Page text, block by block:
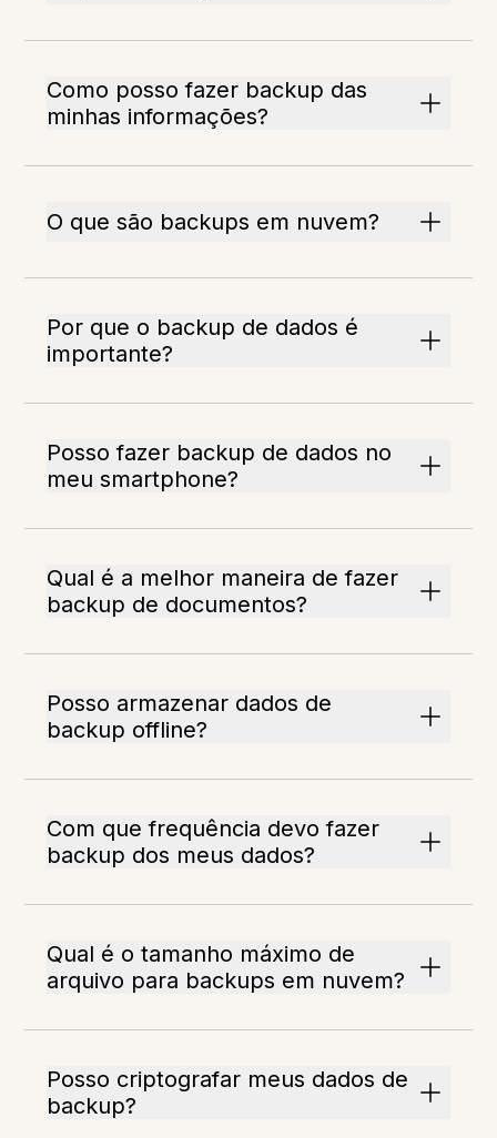
Como posso fazer backup das
minhas informações?
O que são backups em nuvem?
Por que o backup de dados é
importante?
Posso fazer backup de dados no
meu smartphone?
Qual é a melhor maneira de fazer
backup de documentos?
Posso armazenar dados de
backup offline?
Com que frequência devo fazer
backup dos meus dados?
Qual é o tamanho máximo de
arquivo para backups em nuvem?
Posso criptografar meus dados de
backup?